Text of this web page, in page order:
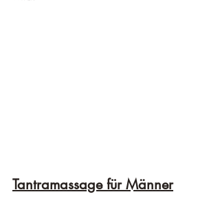
Tantramassage für Männer